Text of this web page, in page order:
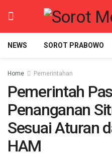
NEWS SOROT PRABOWO
Home Pemerintahan
Pemerintah
Penanganan
Sesuai Aturan
HAM